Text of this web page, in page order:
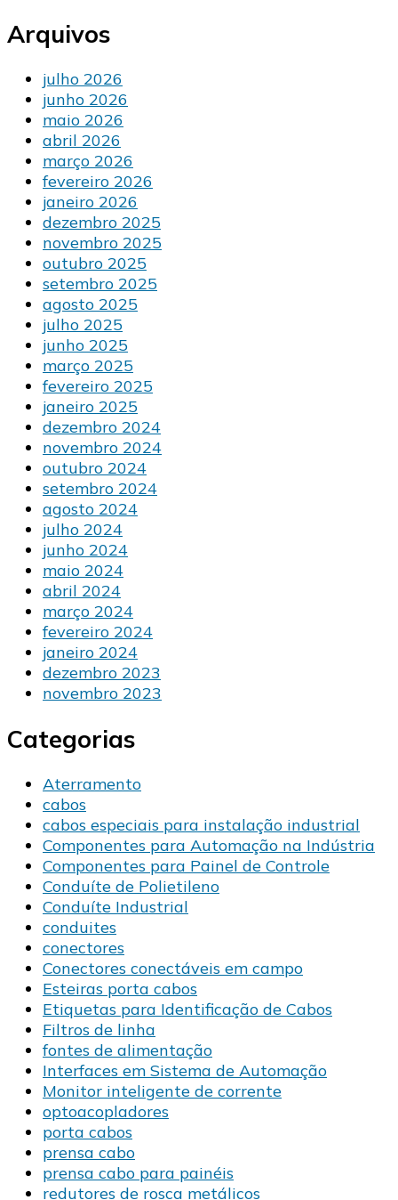
Arquivos
julho 2026
junho 2026
maio 2026
abril 2026
março 2026
fevereiro 2026
janeiro 2026
dezembro 2025
novembro 2025
outubro 2025
setembro 2025
agosto 2025
julho 2025
junho 2025
março 2025
fevereiro 2025
janeiro 2025
dezembro 2024
novembro 2024
outubro 2024
setembro 2024
agosto 2024
julho 2024
junho 2024
maio 2024
abril 2024
março 2024
fevereiro 2024
janeiro 2024
dezembro 2023
novembro 2023
Categorias
Aterramento
cabos
cabos especiais para instalação industrial
Componentes para Automação na Indústria
Componentes para Painel de Controle
Conduíte de Polietileno
Conduíte Industrial
conduites
conectores
Conectores conectáveis em campo
Esteiras porta cabos
Etiquetas para Identificação de Cabos
Filtros de linha
fontes de alimentação
Interfaces em Sistema de Automação
Monitor inteligente de corrente
optoacopladores
porta cabos
prensa cabo
prensa cabo para painéis
redutores de rosca metálicos